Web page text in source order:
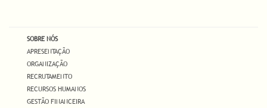
SOBRE NÓS
APRESENTAÇÃO
ORGANIZAÇÃO
RECRUTAMENTO
RECURSOS HUMANOS
GESTÃO FINANCEIRA